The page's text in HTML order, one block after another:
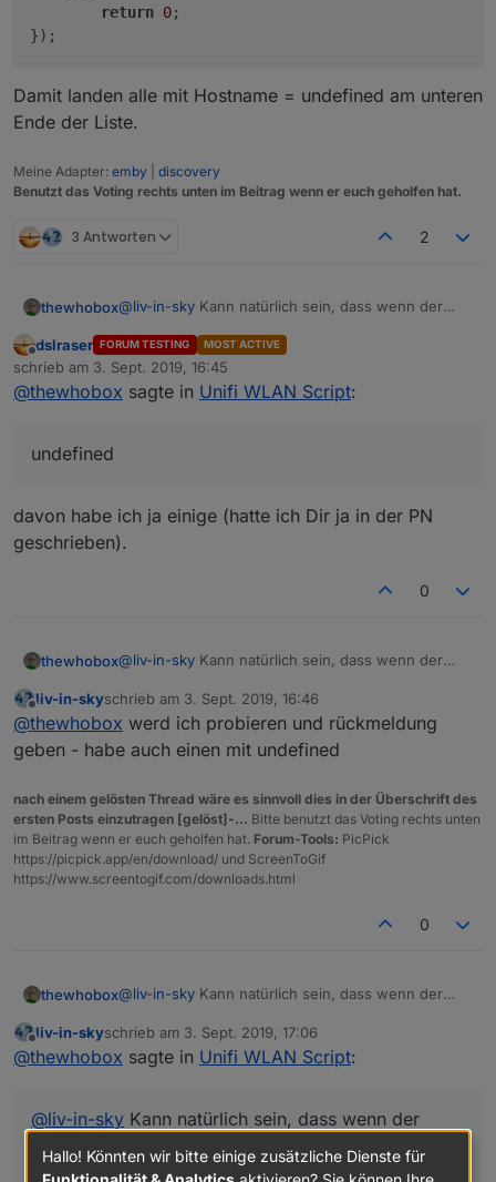
return 0;
Damit landen alle mit Hostname = undefined am unteren
Ende der Liste.
Meine Adapter: emby
discovery
Benutzt das Voting rechts unten im Beitrag wenn er euch geholfen hat.
3 Antworten 2
thewhobox@liv-in-sky Kann natürlich sein, dass wenn der
macht. Da er von undefined ja nicht Lowercase
machen kann.
So funktioniert es bei mir:
var sorted = list.sort((a, b) => {
        return -1;
    else if(ah > bh)
Offline
dslraser FORUM TESTING MOST ACTIVE
schrieb am 3. Sept. 2019, 16:45
zuletzt editiert von
@thewhobox sagte in Unifi WLAN Script:
undefined
davon habe ich ja einige (hatte ich Dir ja in der PN
geschrieben).
0
thewhobox@liv-in-sky Kann natürlich sein, dass wenn der
macht. Da er von undefined ja nicht Lowercase
machen kann.
So funktioniert es bei mir:
var sorted = list.sort((a, b) => {
    let ah = a.hostname.toLowerCase();
    let bh = b.hostname.toLowerCase();
    if(ah < bh)
        return -1;
unteren Ende der Liste.
Offline
liv-in-skyschrieb am 3. Sept. 2019, 16:46
zuletzt editiert von
@thewhobox werd ich probieren und rückmeldung
geben - habe auch einen mit undefined
nach einem gelösten Thread wäre es sinnvoll dies in der Überschrift des
ersten Posts einzutragen [gelöst]-... Bitte benutzt das Voting rechts unten
im Beitrag wenn er euch geholfen hat. Forum-Tools: PicPick
https://picpick.app/en/download/ und ScreenToGif
https://www.screentogif.com/downloads.html
0
thewhobox@liv-in-sky Kann natürlich sein, dass wenn der
macht. Da er von undefined ja nicht Lowercase
machen kann.
So funktioniert es bei mir:
    let bh = b.hostname.toLowerCase();
Damit landen alle mit Hostname = undefined am
Offline
liv-in-skyschrieb am 3. Sept. 2019, 17:06
zuletzt editiert von
@thewhobox sagte in Unifi WLAN Script:
@liv-in-sky Kann natürlich sein, dass wenn der
hostname undefined ist dass er dann die Biege
macht. Da er von undefined ja nicht Lowercase
Hallo! Könnten wir bitte einige zusätzliche Dienste für